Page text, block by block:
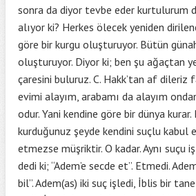
sonra da diyor tevbe eder kurtulurum
alıyor ki? Herkes ölecek yeniden
göre bir kurgu oluşturuyor. Bütün
oluşturuyor. Diyor ki; ben şu ağaçtan
çaresini buluruz. C. Hakk’tan af dileriz
evimi alayım, arabamı da alayım
odur. Yani kendine göre bir dünya
kurduğunuz şeyde kendini suçlu kabul
etmezse müşriktir. O kadar. Aynı suçu
dedi ki; “Adem’e secde et”. Etmedi.
bil”. Adem(as) iki suç işledi, İblis bir